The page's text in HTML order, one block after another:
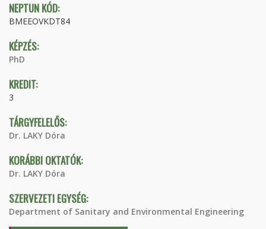
NEPTUN KÓD:
BMEEOVKDT84
KÉPZÉS:
PhD
KREDIT:
3
TÁRGYFELELŐS:
Dr. LAKY Dóra
KORÁBBI OKTATÓK:
Dr. LAKY Dóra
SZERVEZETI EGYSÉG:
Department of Sanitary and Environmental Engineering